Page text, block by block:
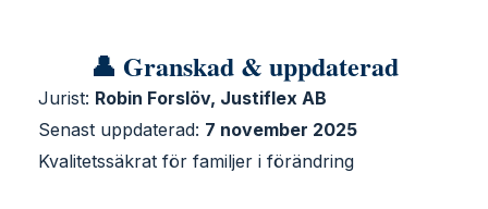
👤 Granskad & uppdaterad
Jurist: Robin Forslöv, Justiflex AB
Senast uppdaterad: 7 november 2025
Kvalitetssäkrat för familjer i förändring